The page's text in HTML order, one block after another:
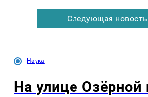
Следующая новость
Наука
На улице Озëрной